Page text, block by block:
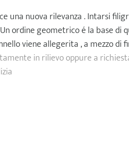
una nuova rilevanza . Intarsi
ordine geometrico é la base di
viene allegerita , a mezzo di
in rilievo oppure a